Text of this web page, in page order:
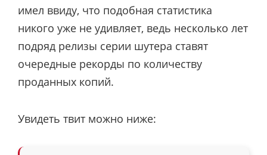
имел ввиду, что подобная статистика
никого уже не удивляет, ведь несколько лет
подряд релизы серии шутера ставят
очередные рекорды по количеству
проданных копий.
Увидеть твит можно ниже: